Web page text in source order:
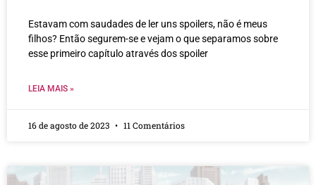
Estavam com saudades de ler uns spoilers, não é meus
filhos? Então segurem-se e vejam o que separamos sobre
esse primeiro capítulo através dos spoiler
LEIA MAIS »
16 de agosto de 2023 11 Comentários